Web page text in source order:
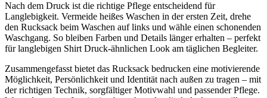
Nach dem Druck ist die richtige Pflege entscheidend für
Langlebigkeit. Vermeide heißes Waschen in der ersten Zeit, drehe
den Rucksack beim Waschen auf links und wähle einen schonenden
Waschgang. So bleiben Farben und Details länger erhalten – perfekt
für langlebigen Shirt Druck-ähnlichen Look am täglichen Begleiter.
Zusammengefasst bietet das Rucksack bedrucken eine motivierende
Möglichkeit, Persönlichkeit und Identität nach außen zu tragen – mit
der richtigen Technik, sorgfältiger Motivwahl und passender Pflege.